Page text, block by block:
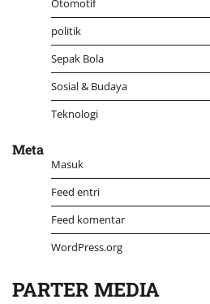
Otomotif
politik
Sepak Bola
Sosial & Budaya
Teknologi
Meta
Masuk
Feed entri
Feed komentar
WordPress.org
PARTER MEDIA